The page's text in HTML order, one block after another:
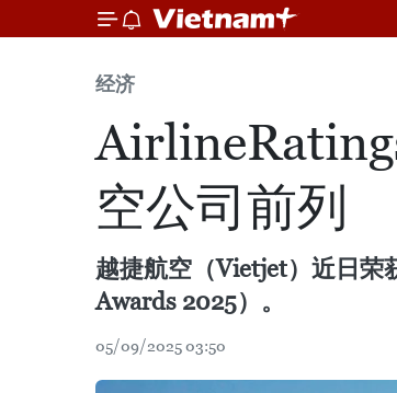
经济
空公司前列
越捷航空（Vietjet）近日荣
Awards 2025）。
05/09/2025 03:50